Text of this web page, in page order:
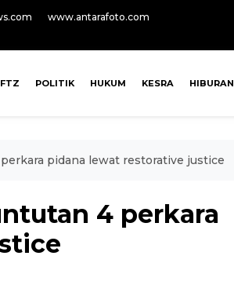
www.antarafoto.com
POLITIK HUKUM KESRA HIBURAN
pidana lewat restorative justice
4 perkara